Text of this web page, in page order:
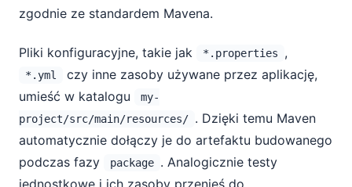
zgodnie ze standardem Mavena.
Pliki konfiguracyjne, takie jak *.properties ,
*.yml
czy inne zasoby używane przez aplikację,
umieść w katalogu
my-
project/src/main/resources/ . Dzięki temu Maven
automatycznie dołączy je do artefaktu budowanego
podczas fazy
package . Analogicznie testy
jednostkowe i ich zasoby przenieś do